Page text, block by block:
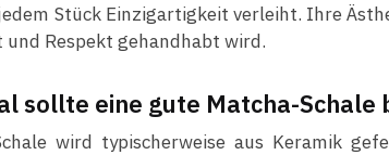
Stück Einzigartigkeit verleiht. Ihre
Respekt gehandhabt wird.
sollte eine gute Matcha-Schale
wird typischerweise aus Keramik